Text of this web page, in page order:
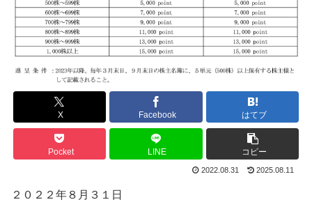
X Facebook はてブ
Pocket LINE コピー
2022.08.31 2025.08.11
２０２２年８月３１日